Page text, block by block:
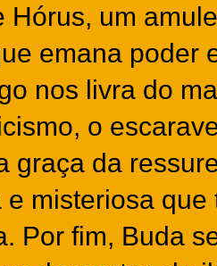
Hórus, um
emana poder
nos livra do
o
graça da
e misteriosa
Por fim, Buda